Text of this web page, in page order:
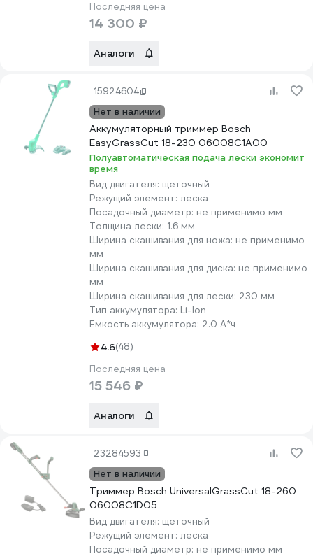
Последняя цена
14 300 ₽
Аналоги
15924604
Нет в наличии
Аккумуляторный триммер Bosch
EasyGrassCut 18-230 06008C1A00
Полуавтоматическая подача лески экономит
время
Вид двигателя: щеточный
Режущий элемент: леска
Посадочный диаметр: не применимо мм
Толщина лески: 1.6 мм
Ширина скашивания для ножа: не применимо
мм
Ширина скашивания для диска: не применимо
мм
Ширина скашивания для лески: 230 мм
Тип аккумулятора: Li-lon
Емкость аккумулятора: 2.0 А*ч
4.6(48)
Последняя цена
15 546 ₽
Аналоги
23284593
Нет в наличии
Триммер Bosch UniversalGrassCut 18-260
06008C1D05
Вид двигателя: щеточный
Режущий элемент: леска
Посадочный диаметр: не применимо мм